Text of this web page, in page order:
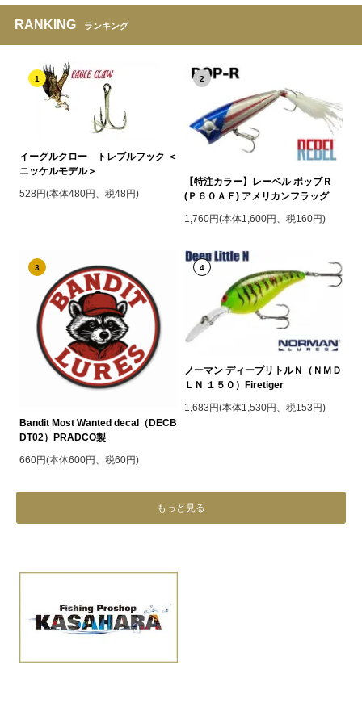
RANKING ランキング
1
イーグルクロー トレブルフック ＜
ニッケルモデル＞
528円(本体480円、税48円)
2
【特注カラー】レーベル ポップＲ
(Ｐ６０ＡＦ) アメリカンフラッグ
1,760円(本体1,600円、税160円)
3
Bandit Most Wanted decal（DECB
DT02）PRADCO製
660円(本体600円、税60円)
4
ノーマン ディープリトルＮ（ＮＭＤ
ＬＮ １５０）Firetiger
1,683円(本体1,530円、税153円)
もっと見る